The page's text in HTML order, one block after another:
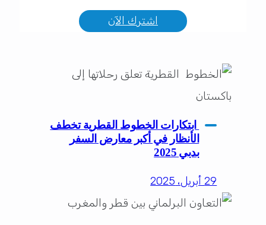
اشترك الآن
ابتكارات الخطوط القطرية تخطف
الأنظار في أكبر معارض السفر
بدبي 2025
29 أبريل، 2025